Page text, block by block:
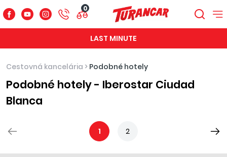
0
LAST MINUTE
Cestovná kancelária > Podobné hotely
Podobné hotely - Iberostar Ciudad
Blanca
1 2